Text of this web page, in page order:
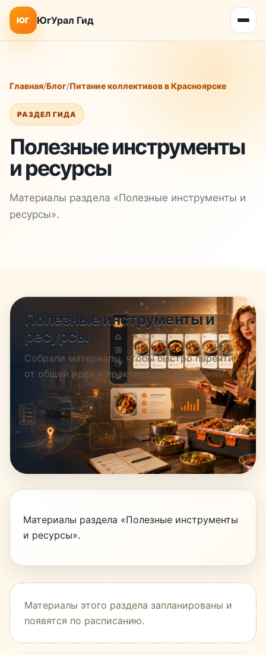
ЮГ ЮгУрал Гид
Главная/Блог/Питание коллективов в Красноярске
РАЗДЕЛ ГИДА
Полезные инструменты
и ресурсы
Материалы раздела «Полезные инструменты и
ресурсы».
Полезные инструменты и
ресурсы
Собрали материалы, чтобы быстро перейти
от общей идеи к практическим решениям.
Материалы раздела «Полезные инструменты
и ресурсы».
Материалы этого раздела запланированы и
появятся по расписанию.